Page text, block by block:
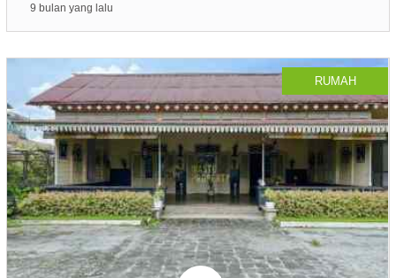
9 bulan yang lalu
RUMAH